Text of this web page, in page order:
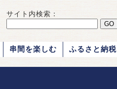
サイト内検索：
串間を楽しむ ふるさと納税